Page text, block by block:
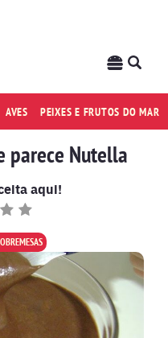
AVES PEIXES E FRUTOS DO MAR
parece Nutella
aqui!